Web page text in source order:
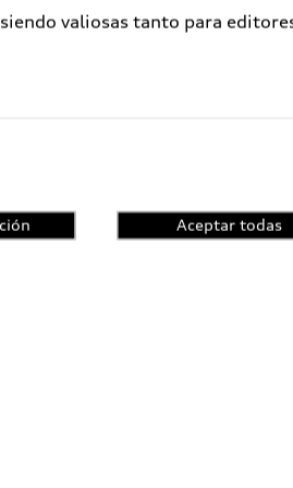
En Audi y en Audi
medio ambiente y el
Young World.
comprometidos con la
contra la pobreza. En el
un diálogo en aras de
y Muhammad Yunus, Premio
valiosas tanto para
Aceptar todas